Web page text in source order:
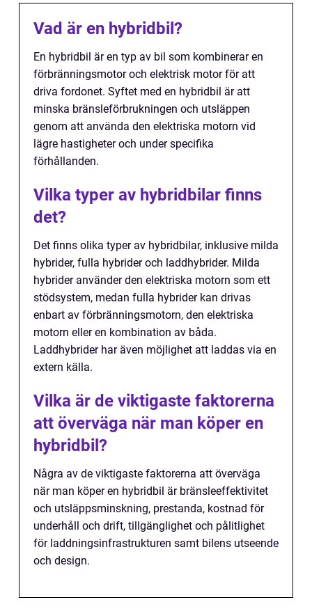
Vad är en hybridbil?
En hybridbil är en typ av bil som kombinerar en
förbränningsmotor och elektrisk motor för att
driva fordonet. Syftet med en hybridbil är att
minska bränsleförbrukningen och utsläppen
genom att använda den elektriska motorn vid
lägre hastigheter och under specifika
förhållanden.
Vilka typer av hybridbilar finns
det?
Det finns olika typer av hybridbilar, inklusive milda
hybrider, fulla hybrider och laddhybrider. Milda
hybrider använder den elektriska motorn som ett
stödsystem, medan fulla hybrider kan drivas
enbart av förbränningsmotorn, den elektriska
motorn eller en kombination av båda.
Laddhybrider har även möjlighet att laddas via en
extern källa.
Vilka är de viktigaste faktorerna
att överväga när man köper en
hybridbil?
Några av de viktigaste faktorerna att överväga
när man köper en hybridbil är bränsleeffektivitet
och utsläppsminskning, prestanda, kostnad för
underhåll och drift, tillgänglighet och pålitlighet
för laddningsinfrastrukturen samt bilens utseende
och design.